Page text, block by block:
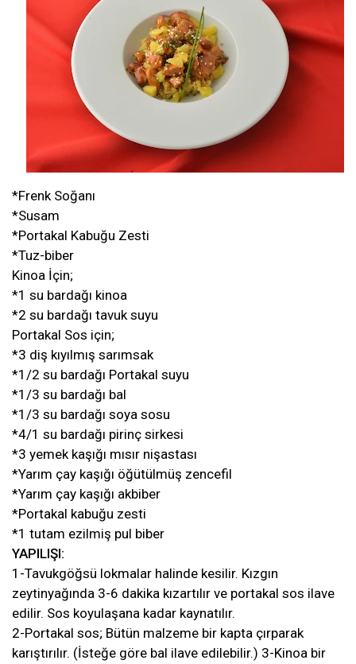
*Frenk Soğanı
*Susam
*Portakal Kabuğu Zesti
*Tuz-biber
Kinoa İçin;
*1 su bardağı kinoa
*2 su bardağı tavuk suyu
Portakal Sos için;
*3 diş kıyılmış sarımsak
*1/2 su bardağı Portakal suyu
*1/3 su bardağı bal
*1/3 su bardağı soya sosu
*4/1 su bardağı pirinç sirkesi
*3 yemek kaşığı mısır nişastası
*Yarım çay kaşığı öğütülmüş zencefil
*Yarım çay kaşığı akbiber
*Portakal kabuğu zesti
*1 tutam ezilmiş pul biber
YAPILIŞI:
1-Tavukgöğsü lokmalar halinde kesilir. Kızgın
zeytinyağında 3-6 dakika kızartılır ve portakal sos ilave
edilir. Sos koyulaşana kadar kaynatılır.
2-Portakal sos; Bütün malzeme bir kapta çırparak
karıştırılır. (İsteğe göre bal ilave edilebilir.) 3-Kinoa bir